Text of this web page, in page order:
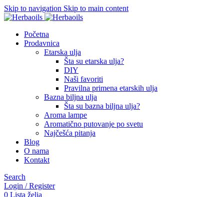
Skip to navigation Skip to main content
Početna
Prodavnica
Etarska ulja
Šta su etarska ulja?
DIY
Naši favoriti
Pravilna primena etarskih ulja
Bazna biljna ulja
Šta su bazna biljna ulja?
Aroma lampe
Aromatično putovanje po svetu
Najčešća pitanja
Blog
O nama
Kontakt
Search
Login / Register
0 Lista želja